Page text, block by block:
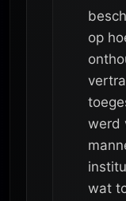
op
werd
wat